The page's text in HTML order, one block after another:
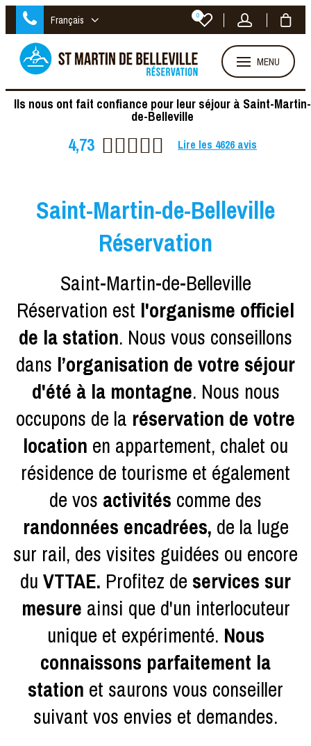
Français 0
MENU
Ils nous ont fait confiance pour leur séjour à Saint-Martin-
de-Belleville
4,73 Lire les 4626 avis
Saint-Martin-de-Belleville
Réservation
Saint-Martin-de-Belleville
Réservation est l'organisme officiel
de la station. Nous vous conseillons
dans l’organisation de votre séjour
d'été à la montagne. Nous nous
occupons de la réservation de votre
location en appartement, chalet ou
résidence de tourisme et également
de vos activités comme des
randonnées encadrées, de la luge
sur rail, des visites guidées ou encore
du VTTAE. Profitez de services sur
mesure ainsi que d'un interlocuteur
unique et expérimenté. Nous
connaissons parfaitement la
station et saurons vous conseiller
suivant vos envies et demandes.